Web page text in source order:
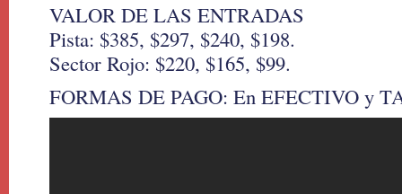
VALOR DE LAS ENTRADAS
Pista: $385, $297, $240, $198.
Sector Rojo: $220, $165, $99.
FORMAS DE PAGO: En EFECTIVO y